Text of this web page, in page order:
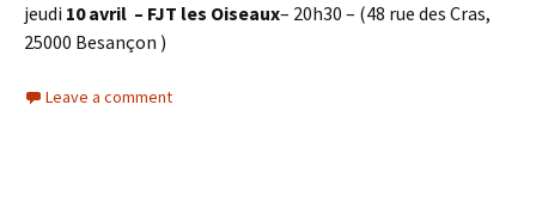
jeudi 10 avril – FJT les Oiseaux– 20h30 – (48 rue des Cras,
25000 Besançon )
Leave a comment